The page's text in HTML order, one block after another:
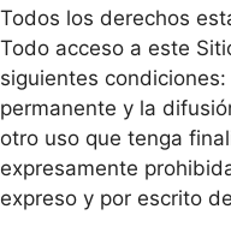
Todos los derechos
Todo acceso a este
siguientes
permanente y la
otro uso que tenga
expresamente
expreso y por escrito